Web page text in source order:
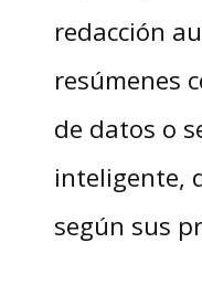
redacción
resúmenes
de datos o
inteligente,
según sus